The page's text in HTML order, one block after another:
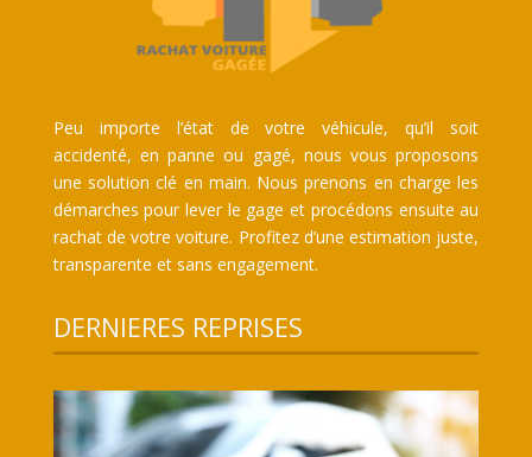
Peu importe l’état de votre véhicule, qu’il soit
accidenté, en panne ou gagé, nous vous proposons
une solution clé en main. Nous prenons en charge les
démarches pour lever le gage et procédons ensuite au
rachat de votre voiture. Profitez d’une estimation juste,
transparente et sans engagement.
DERNIERES REPRISES